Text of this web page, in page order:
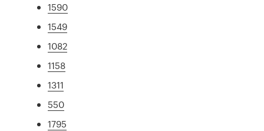
1590
1549
1082
1158
1311
550
1795